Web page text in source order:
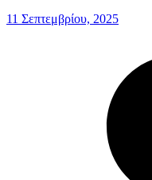
11 Σεπτεμβρίου, 2025